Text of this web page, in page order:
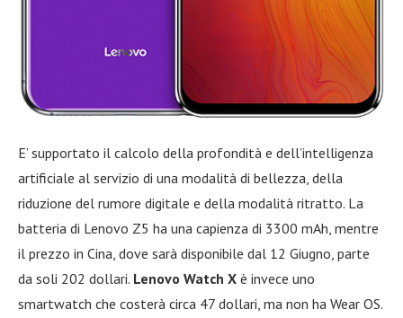
E’ supportato il calcolo della profondità e dell’intelligenza
artificiale al servizio di una modalità di bellezza, della
riduzione del rumore digitale e della modalità ritratto. La
batteria di Lenovo Z5 ha una capienza di 3300 mAh, mentre
il prezzo in Cina, dove sarà disponibile dal 12 Giugno, parte
da soli 202 dollari. Lenovo Watch X è invece uno
smartwatch che costerà circa 47 dollari, ma non ha Wear OS.